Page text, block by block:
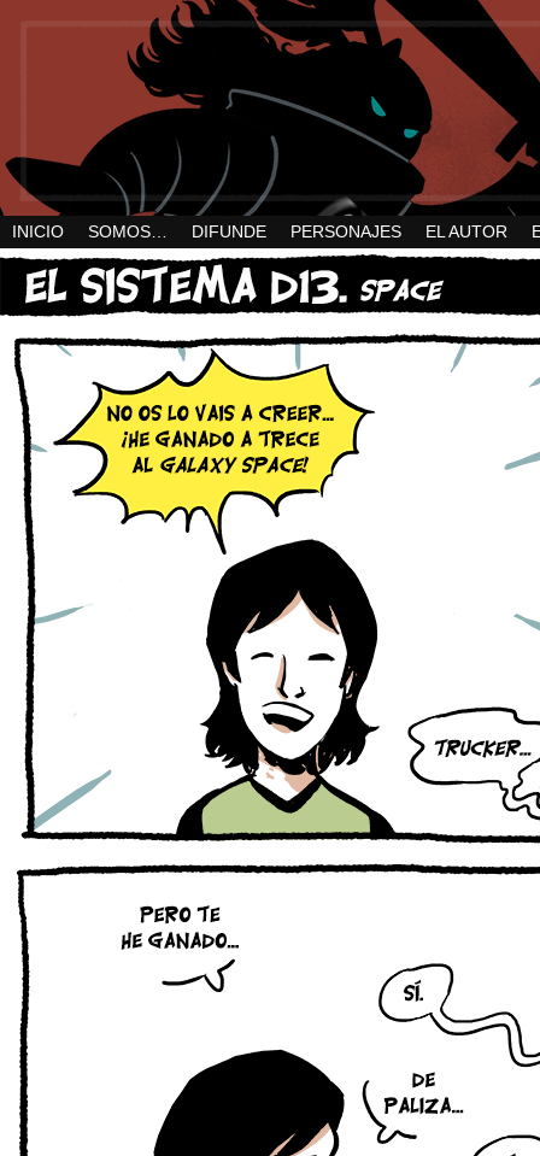
INICIO SOMOS… DIFUNDE PERSONAJES EL AUTOR